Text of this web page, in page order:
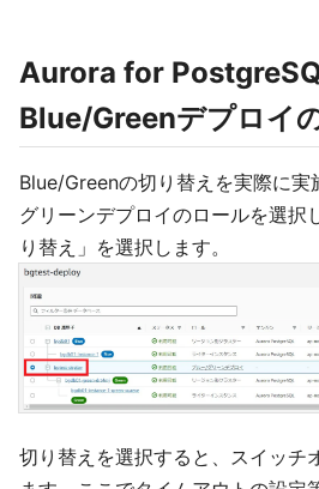
Aurora for
Blue/Greenデプロイ
Blue/Greenの切り替えを実際に
グリーンデプロイのロールを選択
り替え」を選択します。
切り替えを選択すると、スイッチ